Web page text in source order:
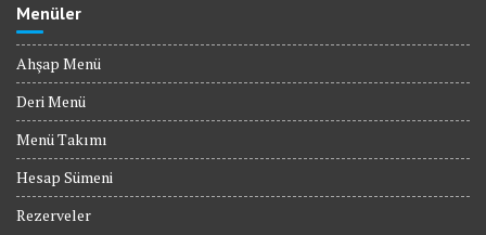
Menüler
Ahşap Menü
Deri Menü
Menü Takımı
Hesap Sümeni
Rezerveler